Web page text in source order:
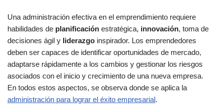
Una administración efectiva en el emprendimiento requiere
habilidades de planificación estratégica, innovación, toma de
decisiones ágil y liderazgo inspirador. Los emprendedores
deben ser capaces de identificar oportunidades de mercado,
adaptarse rápidamente a los cambios y gestionar los riesgos
asociados con el inicio y crecimiento de una nueva empresa.
En todos estos aspectos, se observa donde se aplica la
administración para lograr el éxito empresarial.